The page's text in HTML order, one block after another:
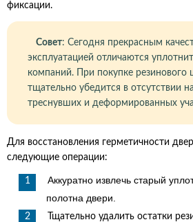
фиксации.
Совет: Сегодня прекрасным
эксплуатацией отличаются
компаний. При покупке
тщательно убедится в отсутствии
треснувших и деформированных
Для восстановления герметичности
следующие операции:
Аккуратно извлечь старый
полотна двери.
Тщательно удалить остатки